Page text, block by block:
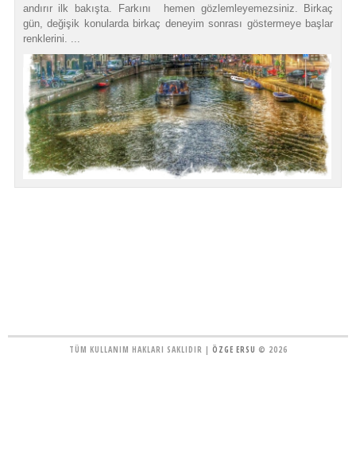
andırır ilk bakışta. Farkını hemen gözlemleyemezsiniz. Birkaç
gün, değişik konularda birkaç deneyim sonrası göstermeye başlar
renklerini. ...
TÜM KULLANIM HAKLARI SAKLIDIR | ÖZGE ERSU © 2026